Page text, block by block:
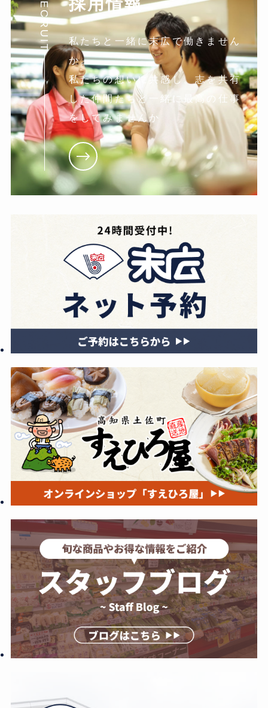
RECRUIT 採用情報
私たちと一緒に末広で働きません
か。
私たちの想いに共感し。志を共有
した仲間たちと一緒に最高の仕事
をしてみませんか